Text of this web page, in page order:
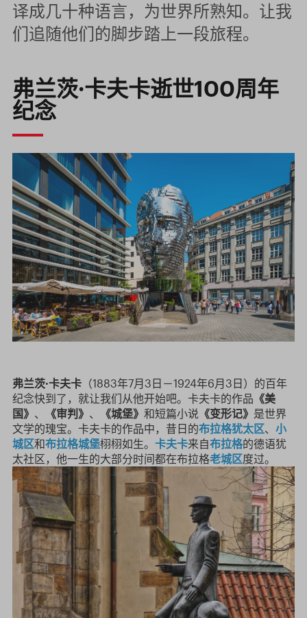
译成几十种语言，为世界所熟知。让我
们追随他们的脚步踏上一段旅程。
弗兰茨·卡夫卡逝世100周年
纪念
弗兰茨·卡夫卡 （1883年7月3日－1924年6月3日）的百年
纪念快到了，就让我们从他开始吧。卡夫卡的作品 《美
国》 、 《审判》 、 《城堡》 和短篇小说 《变形记》 是世界
文学的瑰宝。卡夫卡的作品中，昔日的布拉格犹太区、 小
城区和布拉格城堡栩栩如生。 卡夫卡来自布拉格的德语犹
太社区，他一生的大部分时间都在布拉格老城区度过。